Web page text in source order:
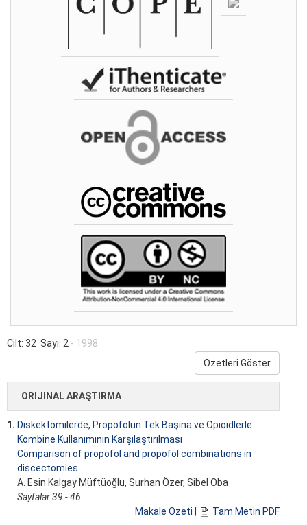
Cilt: 32 Sayı: 2 - 1998
Özetleri Göster
ORIJINAL ARAŞTIRMA
1. Diskektomilerde, Propofolün Tek Başına ve Opioidlerle
Kombine Kullanımının Karşılaştırılması
Comparison of propofol and propofol combinations in
discectomies
A. Esin Kalgay Müftüoğlu, Surhan Özer, Sibel Oba
Sayfalar 39 - 46
Makale Özeti
Tam Metin PDF